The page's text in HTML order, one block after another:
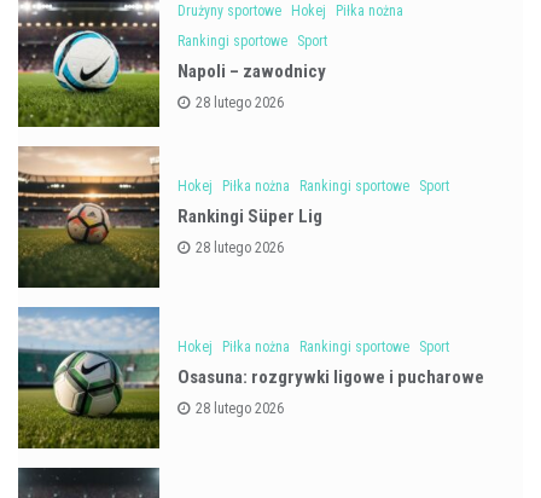
Drużyny sportowe Hokej
Piłka nożna
Rankingi sportowe
Sport
Napoli – zawodnicy
28 lutego 2026
Hokej Piłka nożna Rankingi sportowe Sport
Rankingi Süper Lig
28 lutego 2026
Hokej Piłka nożna Rankingi sportowe Sport
Osasuna: rozgrywki ligowe i pucharowe
28 lutego 2026